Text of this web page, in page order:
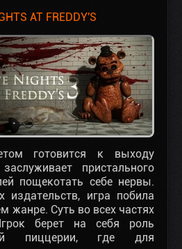
AT FREDDY'S
готовится к выходу
пристального
пощекотать себе нервы.
игра побила
жанре. Суть во всех частях
берет на себя роль
пиццерии, где для